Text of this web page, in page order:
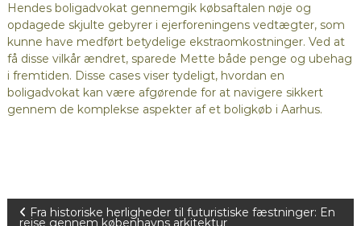
Hendes boligadvokat gennemgik købsaftalen nøje og
opdagede skjulte gebyrer i ejerforeningens vedtægter, som
kunne have medført betydelige ekstraomkostninger. Ved at
få disse vilkår ændret, sparede Mette både penge og ubehag
i fremtiden. Disse cases viser tydeligt, hvordan en
boligadvokat kan være afgørende for at navigere sikkert
gennem de komplekse aspekter af et boligkøb i Aarhus.
Fra historiske herligheder til futuristiske fæstninger: En
rejse gennem københavns arkitektur